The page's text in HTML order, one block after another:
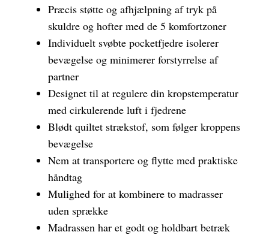
Præcis støtte og afhjælpning af tryk på
skuldre og hofter med de 5 komfortzoner
Individuelt svøbte pocketfjedre isolerer
bevægelse og minimerer forstyrrelse af
partner
Designet til at regulere din kropstemperatur
med cirkulerende luft i fjedrene
Blødt quiltet strækstof, som følger kroppens
bevægelse
Nem at transportere og flytte med praktiske
håndtag
Mulighed for at kombinere to madrasser
uden sprække
Madrassen har et godt og holdbart betræk